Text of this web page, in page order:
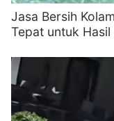
Jasa Bersih
Tepat untuk Hasil